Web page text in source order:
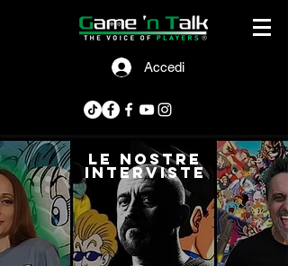
Accedi
le nostre
interviste